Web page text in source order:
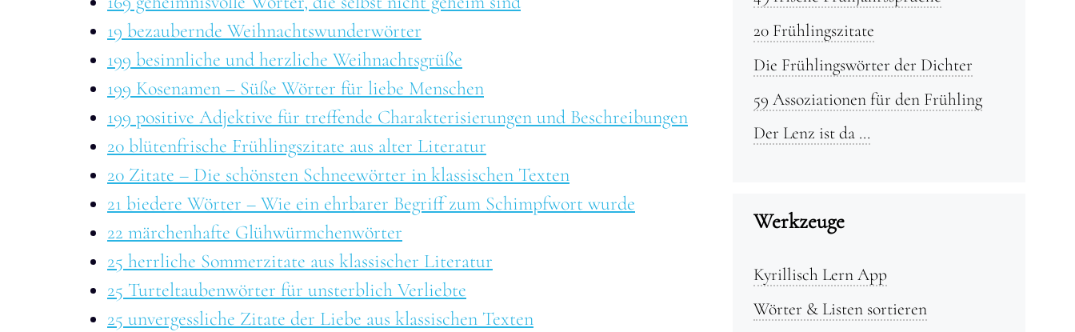
19 bezaubernde Weihnachtswunderwörter
199 besinnliche und herzliche Weihnachtsgrüße
199 Kosenamen – Süße Wörter für liebe Menschen
199 positive Adjektive für treffende Charakterisierungen und Beschreibungen
20 blütenfrische Frühlingszitate aus alter Literatur
20 Zitate – Die schönsten Schneewörter in klassischen Texten
21 biedere Wörter – Wie ein ehrbarer Begriff zum Schimpfwort wurde
22 märchenhafte Glühwürmchenwörter
25 herrliche Sommerzitate aus klassischer Literatur
25 Turteltaubenwörter für unsterblich Verliebte
25 unvergessliche Zitate der Liebe aus klassischen Texten
20 Frühlingszitate
Die Frühlingswörter der Dichter
59 Assoziationen für den Frühling
Der Lenz ist da …
Werkzeuge
Kyrillisch Lern App
Wörter & Listen sortieren